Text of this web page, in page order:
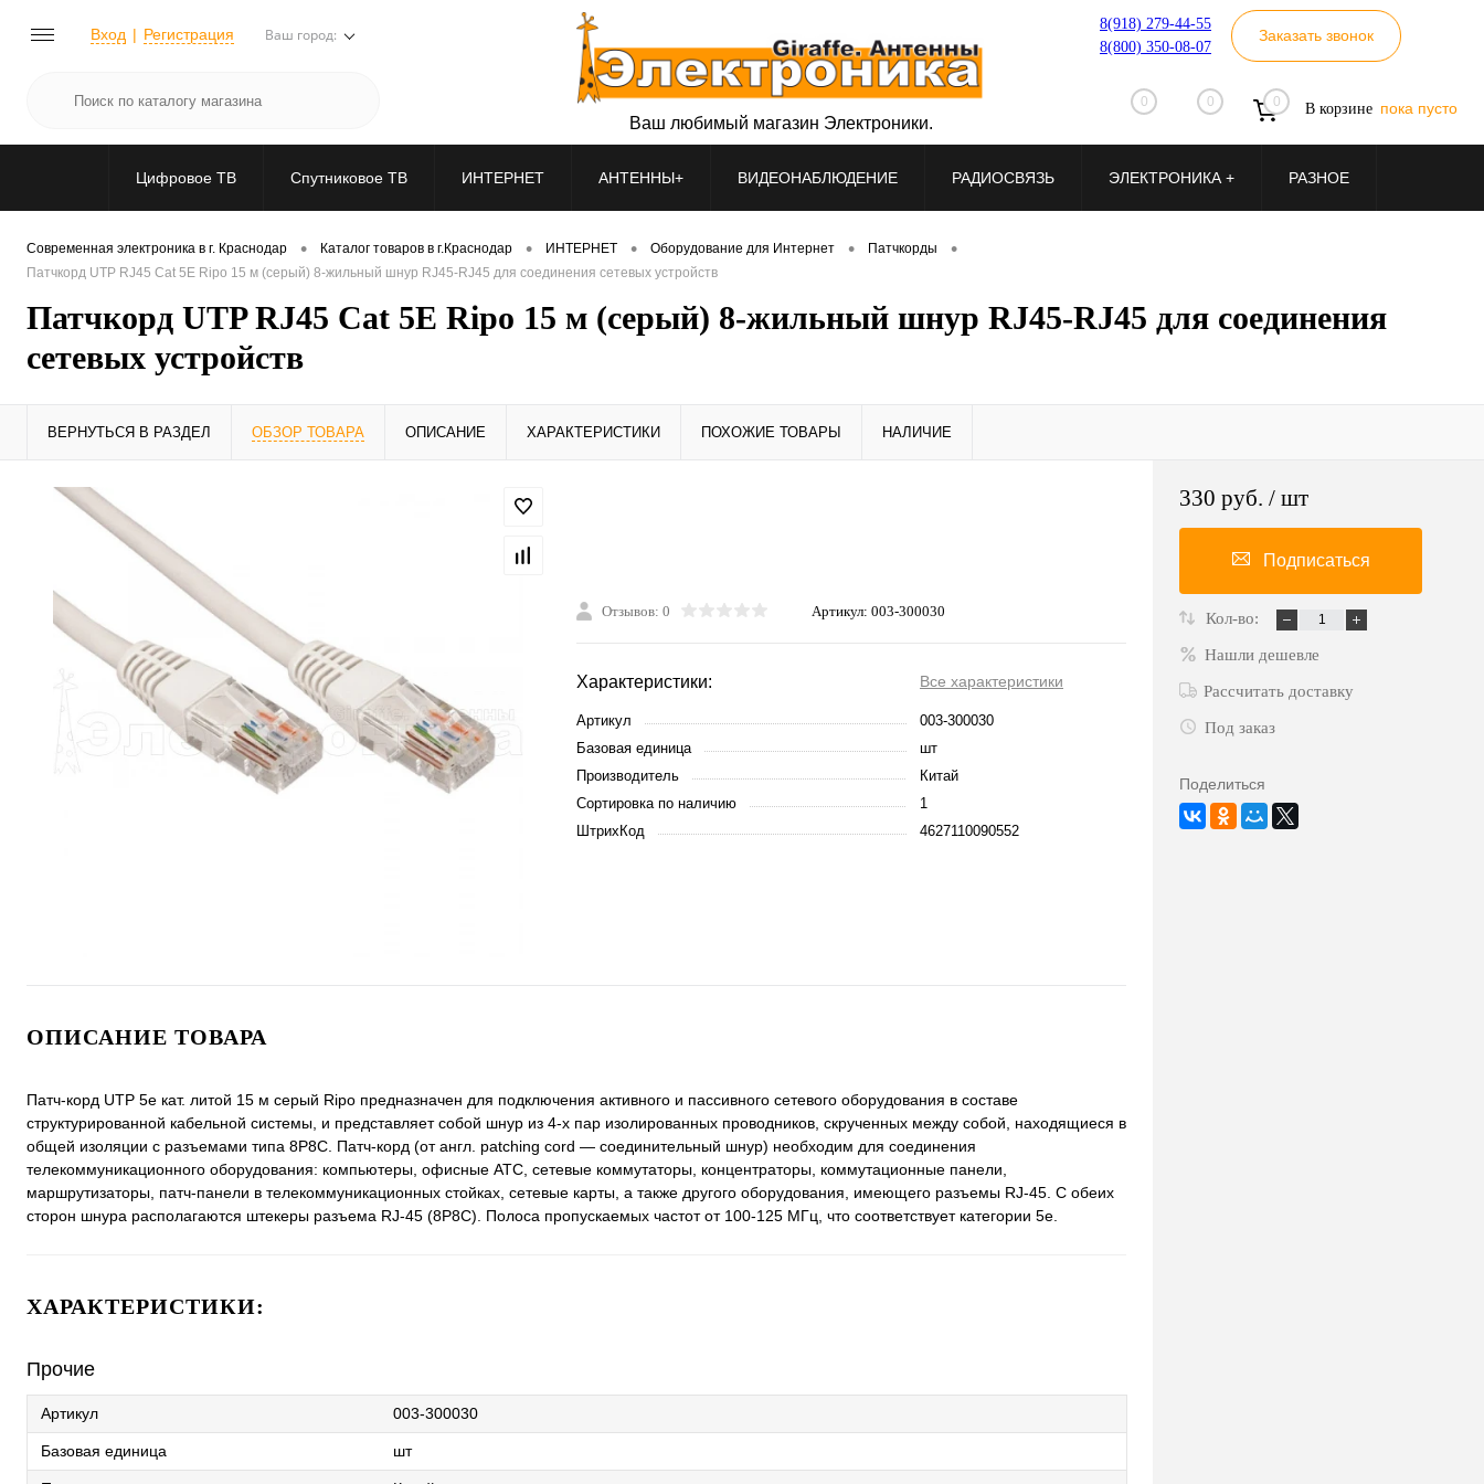
Вход Регистрация Ваш город:
8(918) 279-44-55
8(800) 350-08-07
Заказать звонок
0 0 0 В корзине пока пусто
Ваш любимый магазин Электроники.
Цифровое ТВ Спутниковое ТВ ИНТЕРНЕТ АНТЕННЫ+ ВИДЕОНАБЛЮДЕНИЕ РАДИОСВЯЗЬ ЭЛЕКТРОНИКА + РАЗНОЕ
Современная электроника в г. Краснодар • Каталог товаров в г.Краснодар • ИНТЕРНЕТ • Оборудование для Интернет • Патчкорды •
Патчкорд UTP RJ45 Cat 5E Ripo 15 м (серый) 8-жильный шнур RJ45-RJ45 для соединения сетевых устройств
Патчкорд UTP RJ45 Cat 5E Ripo 15 м (серый) 8-жильный шнур RJ45-RJ45 для соединения
сетевых устройств
ВЕРНУТЬСЯ В РАЗДЕЛ ОБЗОР ТОВАРА ОПИСАНИЕ ХАРАКТЕРИСТИКИ ПОХОЖИЕ ТОВАРЫ НАЛИЧИЕ
Отзывов: 0 Артикул: 003-300030
Характеристики: Все характеристики
Артикул
003-300030
Базовая единица
шт
Производитель
Китай
Сортировка по наличию
1
ШтрихКод
4627110090552
ОПИСАНИЕ ТОВАРА
Патч-корд UTP 5e кат. литой 15 м серый Ripo предназначен для подключения активного и пассивного сетевого оборудования в составе
структурированной кабельной системы, и представляет собой шнур из 4-х пар изолированных проводников, скрученных между собой, находящиеся в
общей изоляции с разъемами типа 8P8C. Патч-корд (от англ. patching cord — соединительный шнур) необходим для соединения
телекоммуникационного оборудования: компьютеры, офисные АТС, сетевые коммутаторы, концентраторы, коммутационные панели,
маршрутизаторы, патч-панели в телекоммуникационных стойках, сетевые карты, а также другого оборудования, имеющего разъемы RJ-45. С обеих
сторон шнура располагаются штекеры разъема RJ-45 (8P8C). Полоса пропускаемых частот от 100-125 МГц, что соответствует категории 5е.
ХАРАКТЕРИСТИКИ:
Прочие
Артикул 003-300030
Базовая единица шт
330 руб. / шт
Подписаться
Кол-во:
Нашли дешевле
Рассчитать доставку
Под заказ
Поделиться